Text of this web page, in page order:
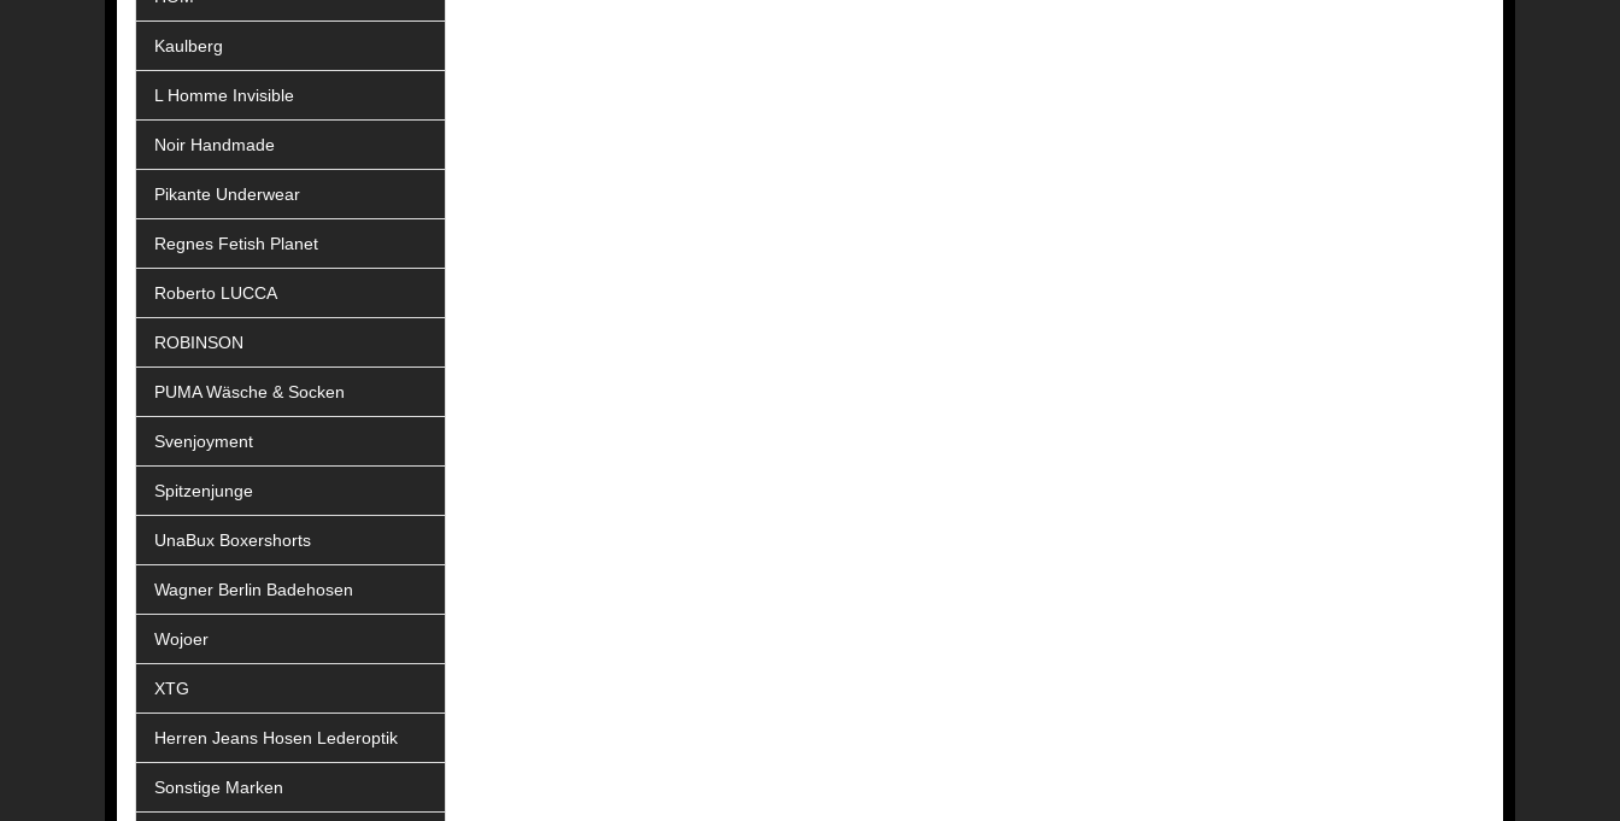
Kaulberg
L Homme Invisible
Noir Handmade
Pikante Underwear
Regnes Fetish Planet
Roberto LUCCA
ROBINSON
PUMA Wäsche & Socken
Svenjoyment
Spitzenjunge
UnaBux Boxershorts
Wagner Berlin Badehosen
Wojoer
XTG
Herren Jeans Hosen Lederoptik
Sonstige Marken